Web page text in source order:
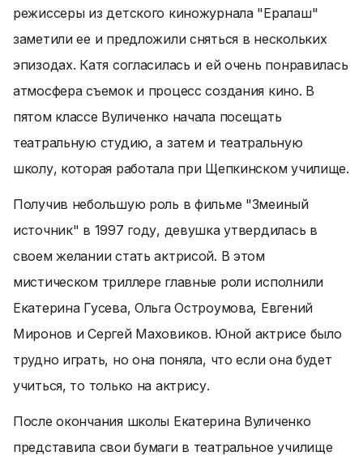
режиссеры из детского киножурнала "Ералаш"
заметили ее и предложили сняться в нескольких
эпизодах. Катя согласилась и ей очень понравилась
атмосфера съемок и процесс создания кино. В
пятом классе Вуличенко начала посещать
театральную студию, а затем и театральную
школу, которая работала при Щепкинском училище.
Получив небольшую роль в фильме "Змеиный
источник" в 1997 году, девушка утвердилась в
своем желании стать актрисой. В этом
мистическом триллере главные роли исполнили
Екатерина Гусева, Ольга Остроумова, Евгений
Миронов и Сергей Маховиков. Юной актрисе было
трудно играть, но она поняла, что если она будет
учиться, то только на актрису.
После окончания школы Екатерина Вуличенко
представила свои бумаги в театральное училище